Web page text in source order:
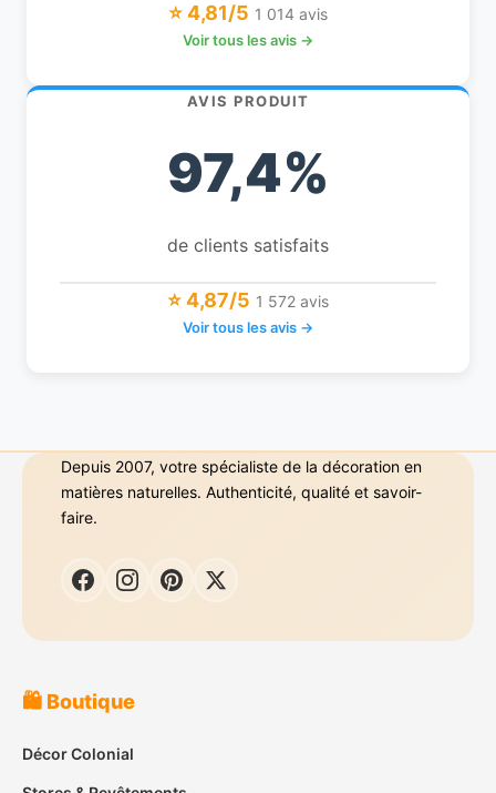
⭐ 4,81/5 1 014 avis
Voir tous les avis →
AVIS PRODUIT
97,4%
de clients satisfaits
⭐ 4,87/5 1 572 avis
Voir tous les avis →
Depuis 2007, votre spécialiste de la décoration en
matières naturelles. Authenticité, qualité et savoir-
faire.
🛍️ Boutique
Décor Colonial